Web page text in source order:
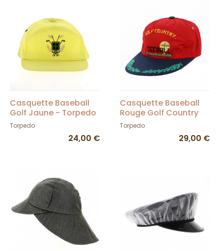
Casquette Baseball
Golf Jaune - Torpedo
Torpedo
24,00 €
Casquette Baseball
Rouge Golf Country
Teeball - Torpedo
Torpedo
29,00 €